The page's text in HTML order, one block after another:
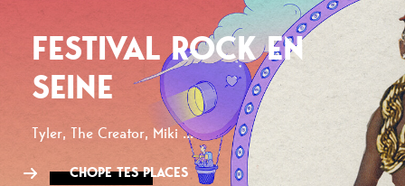
FESTIVAL ROCK EN
SEINE
Tyler, The Creator, Miki ...
CHOPE TES PLACES